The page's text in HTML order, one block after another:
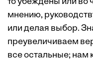
мнению,
или делая выбор.
преувеличиваем
все остальные; нам